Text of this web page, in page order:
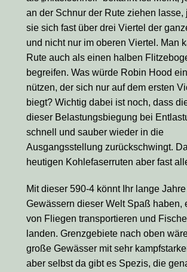
an der Schnur der Rute ziehen lasse,
sie sich fast über drei Viertel der
und nicht nur im oberen Viertel. Man
Rute auch als einen halben
begreifen. Was würde Robin Hood
nützen, der sich nur auf dem ersten
biegt? Wichtig dabei ist noch, dass
dieser Belastungsbiegung bei
schnell und sauber wieder in die
Ausgangsstellung zurückschwingt.
heutigen Kohlefaserruten aber fast
Mit dieser 590-4 könnt Ihr lange
Gewässern dieser Welt Spaß haben,
von Fliegen transportieren und
landen. Grenzgebiete nach oben
große Gewässer mit sehr
aber selbst da gibt es Spezis, die